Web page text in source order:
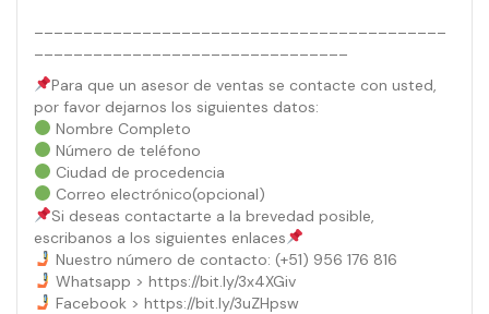
Para que un asesor de ventas se contacte con usted,
por favor dejarnos los siguientes datos:
Nombre Completo
Número de teléfono
Ciudad de procedencia
Correo electrónico(opcional)
Si deseas contactarte a la brevedad posible,
escribanos a los siguientes enlaces
Nuestro número de contacto: (+51) 956 176 816
Whatsapp > https://bit.ly/3x4XGiv
Facebook > https://bit.ly/3uZHpsw